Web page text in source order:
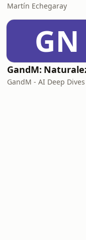
Martín Echegaray
GN
GandM - AI Deep Dives